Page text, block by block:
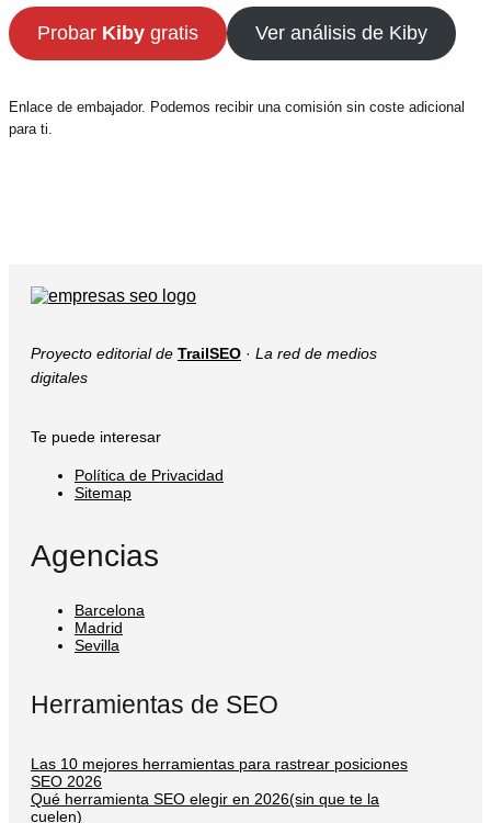
Probar Kibygratis Ver análisis de Kiby
Enlace de embajador. Podemos recibir una comisión sin coste adicional
para ti.
Proyecto editorial de TrailSEO · La red de medios
digitales
Te puede interesar
Política de Privacidad
Sitemap
Agencias
Barcelona
Madrid
Sevilla
Herramientas de SEO
Las 10 mejores herramientas para rastrear posiciones
SEO 2026
Qué herramienta SEO elegir en 2026(sin que te la
cuelen)